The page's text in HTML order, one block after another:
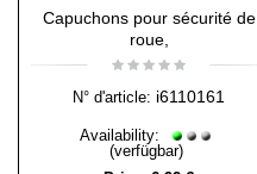
Capuchons pour sécurité de
roue,
N° d'article: i6110161
Availability:
(verfügbar)